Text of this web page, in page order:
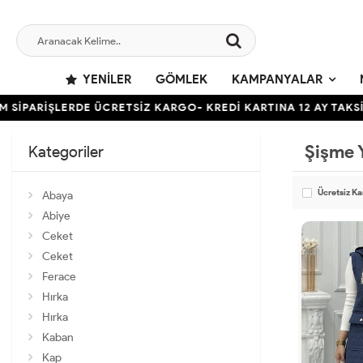
YENILER GÖMLEK KAMPANYALAR
SİPARİŞLERDE ÜCRETSİZ KARGO- KREDİ KARTINA 12 AY
Kategoriler
Abaya
Abiye
Ceket
Ceket
Ferace
Hırka
Hırka
Kaban
Kap
Şişme
Ücretsiz